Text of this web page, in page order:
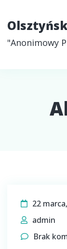
"Anonimowy
22
admin
Brak